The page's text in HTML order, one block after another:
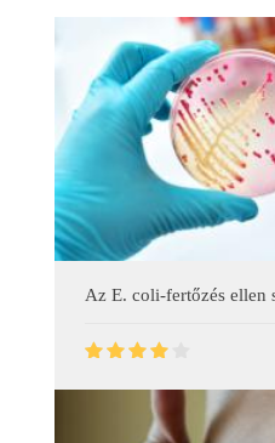
Az E. coli-fertőzés ellen